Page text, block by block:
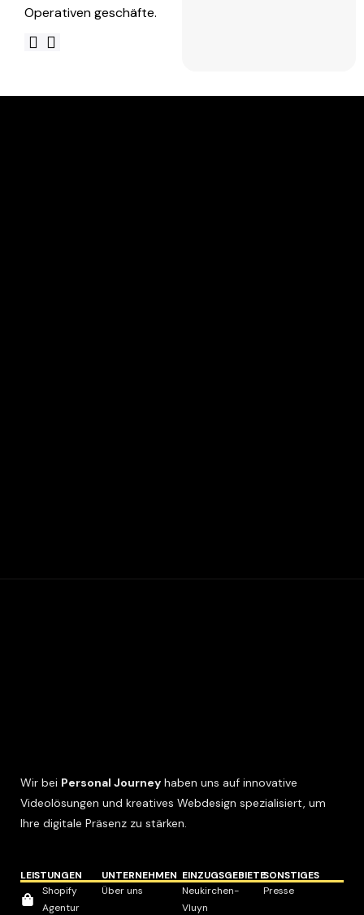
Operativen geschäfte.
Wir bei Personal Journey haben uns auf innovative
Videolösungen und kreatives Webdesign spezialisiert, um
Ihre digitale Präsenz zu stärken.
LEISTUNGEN
Shopify
Agentur
UNTERNEHMEN
Über uns
EINZUGSGEBIETE
Neukirchen-
Vluyn
SONSTIGES
Presse